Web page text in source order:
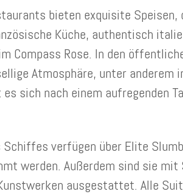
bieten exquisite Speisen,
Küche, authentisch
Compass Rose. In den
Atmosphäre, unter anderem
sich nach einem aufregenden
verfügen über Elite
werden. Außerdem sind sie mit
ausgestattet. Alle